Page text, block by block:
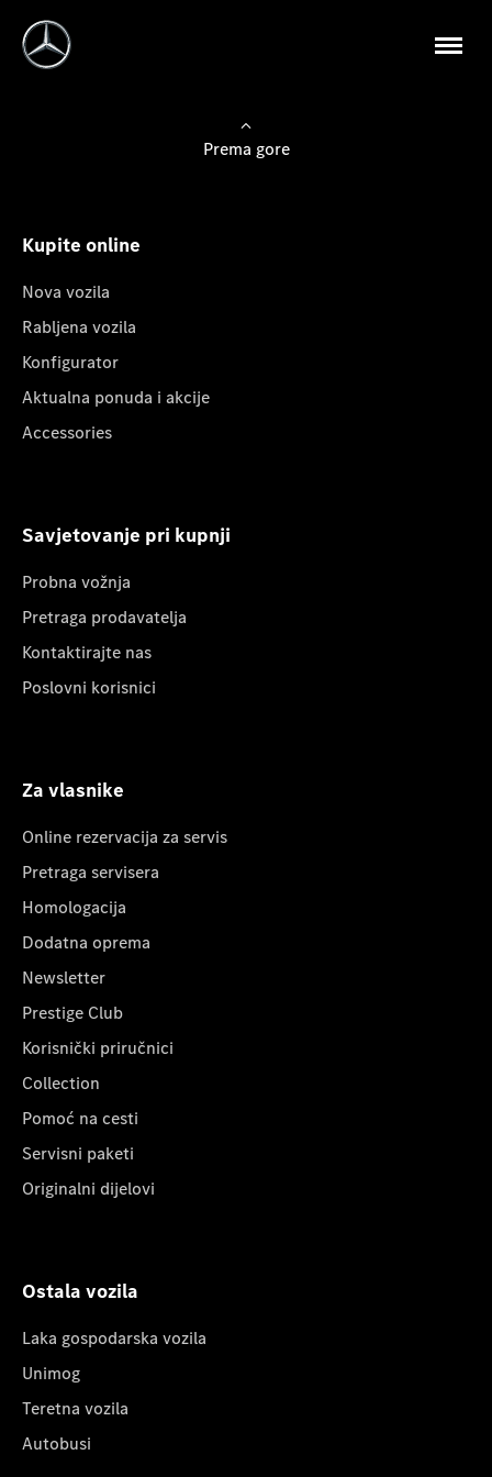
Prema gore
Kupite online
Nova vozila
Rabljena vozila
Konfigurator
Aktualna ponuda i akcije
Accessories
Savjetovanje pri kupnji
Probna vožnja
Pretraga prodavatelja
Kontaktirajte nas
Poslovni korisnici
Za vlasnike
Online rezervacija za servis
Pretraga servisera
Homologacija
Dodatna oprema
Newsletter
Prestige Club
Korisnički priručnici
Collection
Pomoć na cesti
Servisni paketi
Originalni dijelovi
Ostala vozila
Laka gospodarska vozila
Unimog
Teretna vozila
Autobusi